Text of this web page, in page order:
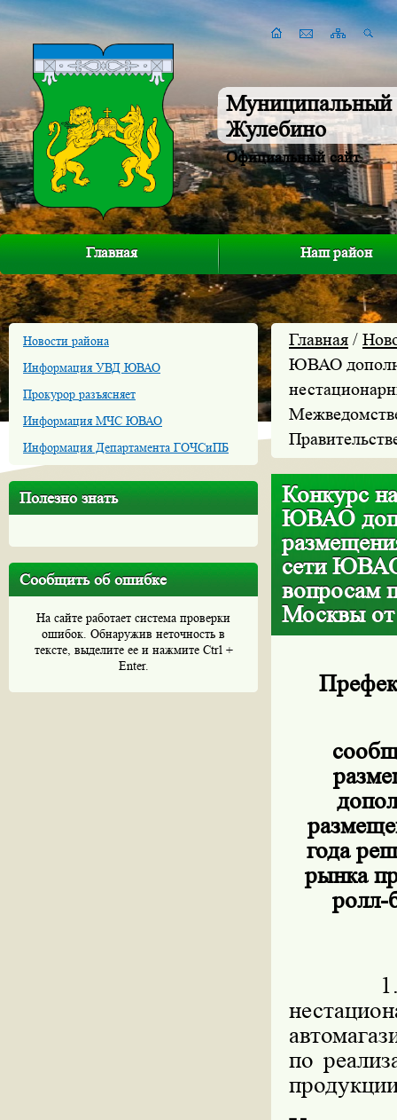
Муниципальный
Жулебино
Официальный сайт
Главная Наш район
Новости района
Информация УВД ЮВАО
Прокурор разъясняет
Информация МЧС ЮВАО
Информация Департамента ГОЧСиПБ
Полезно знать
Сообщить об ошибке
На сайте работает система проверки
ошибок. Обнаружив неточность в
тексте, выделите ее и нажмите Ctrl +
Enter.
Главная /
ЮВАО
Конкурс
ЮВАО
сети
вопросам
Москвы
года
рынка
ролл-
1.
по